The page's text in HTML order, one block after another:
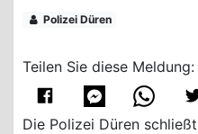
Polizei Düren
Teilen Sie diese Meldung:
Die Polizei Düren